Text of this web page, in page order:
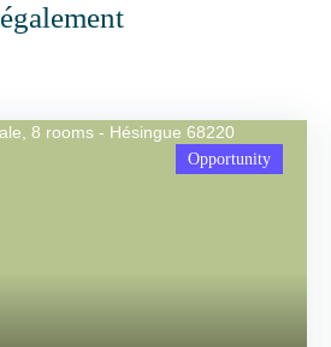
également
Opportunity